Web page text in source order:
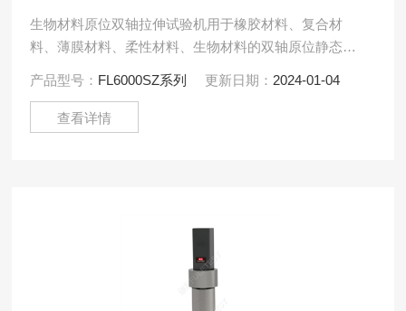
生物材料原位双轴拉伸试验机用于橡胶材料、复合材
料、薄膜材料、柔性材料、生物材料的双轴原位静态拉
集记录各项试验数据.....
产品型号： FL6000SZ系列 更新日期： 2024-01-04
查看详情